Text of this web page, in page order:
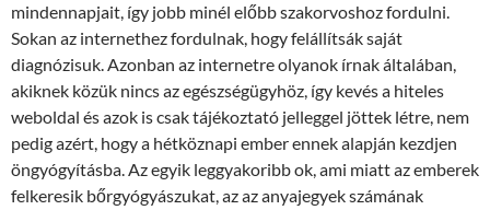
mindennapjait, így jobb minél előbb szakorvoshoz fordulni.
Sokan az internethez fordulnak, hogy felállítsák saját
diagnózisuk. Azonban az internetre olyanok írnak általában,
akiknek közük nincs az egészségügyhöz, így kevés a hiteles
weboldal és azok is csak tájékoztató jelleggel jöttek létre, nem
pedig azért, hogy a hétköznapi ember ennek alapján kezdjen
öngyógyításba. Az egyik leggyakoribb ok, ami miatt az emberek
felkeresik bőrgyógyászukat, az az anyajegyek számának